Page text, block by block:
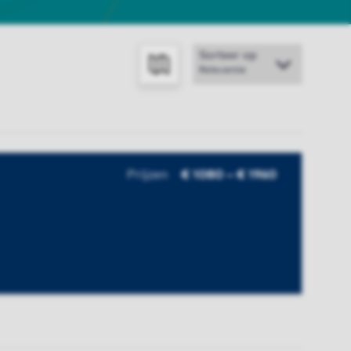
Sorteer op
Prijzen € 1080 – € 1960